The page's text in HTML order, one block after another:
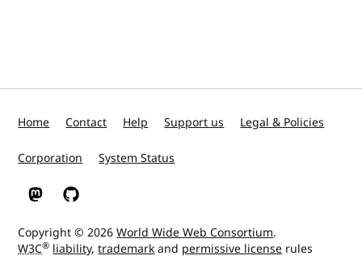
Home Contact Help Support us Legal & Policies
Corporation System Status
W3C on Mastodon
W3C on GitHub
Copyright © 2026World Wide Web Consortium.
W3C® liability,trademarkand permissive license rules